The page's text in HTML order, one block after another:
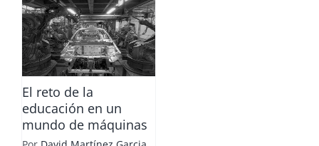
El reto de la
educación en un
mundo de máquinas